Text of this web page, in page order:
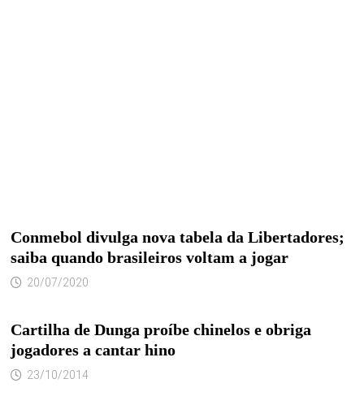
Conmebol divulga nova tabela da Libertadores;
saiba quando brasileiros voltam a jogar
20/07/2020
Cartilha de Dunga proíbe chinelos e obriga
jogadores a cantar hino
23/10/2014